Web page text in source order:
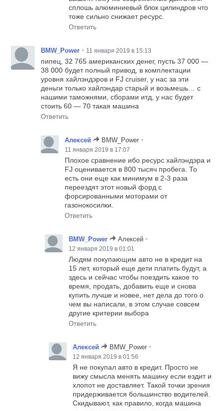
сплошь алюминиевый блок цилиндров что
тоже сильно снижает ресурс.
Ответить
BMW_Power • 11 января 2019 в 15:13
пипец, 32 765 американских денег, пусть 37 000 —
38 000 будет полный привод, в комплектации
уровня хайлэндэров и FJ cruiser, у нас за эти
деньги только хайлэндар старый и возьмешь… с
нашими таможнями, сборами итд, у нас будет
стоить 60 — 70 такая машина
Ответить
Алексей BMW_Power •
11 января 2019 в 17:07
Плохое сравнение ибо ресурс хайлэндэра и
FJ оценивается в 800 тысяч пробега. То
есть они еще как минимум в 2-3 раза
переездят этот новый форд с
форсированными моторами от
газонокосилки.
Ответить
BMW_Power Алексей •
12 января 2019 в 01:01
Людям покупающим авто не в кредит на
15 лет, который еще дети платить будут, а
здесь и сейчас чтобы поездить какое то
время, продать, добавить еще и снова
купить лучше и новее, нет дела до того о
чем вы написали, в этом случае совсем
другие критерии выбора
Ответить
Алексей BMW_Power •
12 января 2019 в 01:56
Я не покупал авто в кредит. Просто не
вижу смысла менять машину если ездит и
хлопот не доставляет. Такой точки зрения
придерживается большинство водителей.
Скидывают, как правило, когда машина